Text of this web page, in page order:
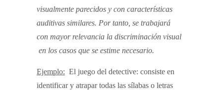
visualmente parecidos y con características
auditivas similares. Por tanto, se trabajará
con mayor relevancia la discriminación visual
en los casos que se estime necesario.
Ejemplo: El juego del detective: consiste en
identificar y atrapar todas las sílabas o letras